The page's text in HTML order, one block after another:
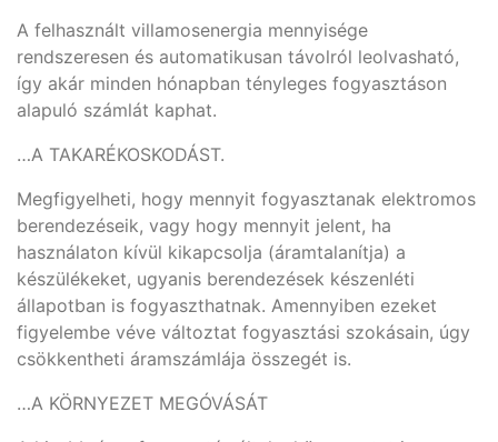
A felhasznált villamosenergia mennyisége
rendszeresen és automatikusan távolról leolvasható,
így akár minden hónapban tényleges fogyasztáson
alapuló számlát kaphat.
…A TAKARÉKOSKODÁST.
Megfigyelheti, hogy mennyit fogyasztanak elektromos
berendezéseik, vagy hogy mennyit jelent, ha
használaton kívül kikapcsolja (áramtalanítja) a
készülékeket, ugyanis berendezések készenléti
állapotban is fogyaszthatnak. Amennyiben ezeket
figyelembe véve változtat fogyasztási szokásain, úgy
csökkentheti áramszámlája összegét is.
…A KÖRNYEZET MEGÓVÁSÁT